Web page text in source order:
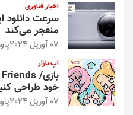
اخبار فناوری
سرعت دانلود
منفجر می‌کند
07 آوریل 2024
اپ بازار
خود طراحی
07 آوریل 2024